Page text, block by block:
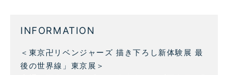
INFORMATION
＜東京卍リベンジャーズ 描き下ろし新体験展 最
後の世界線」東京展＞